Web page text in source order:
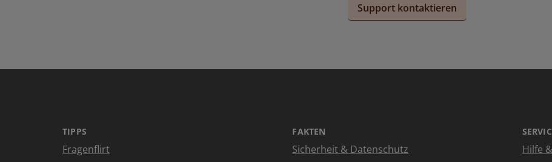
Support kontaktieren
TIPPS
Fragenflirt
FAKTEN
Sicherheit & Datenschutz Hilfe